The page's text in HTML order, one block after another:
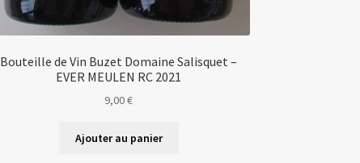
Bouteille de Vin Buzet Domaine Salisquet –
EVER MEULEN RC 2021
9,00€
Ajouter au panier